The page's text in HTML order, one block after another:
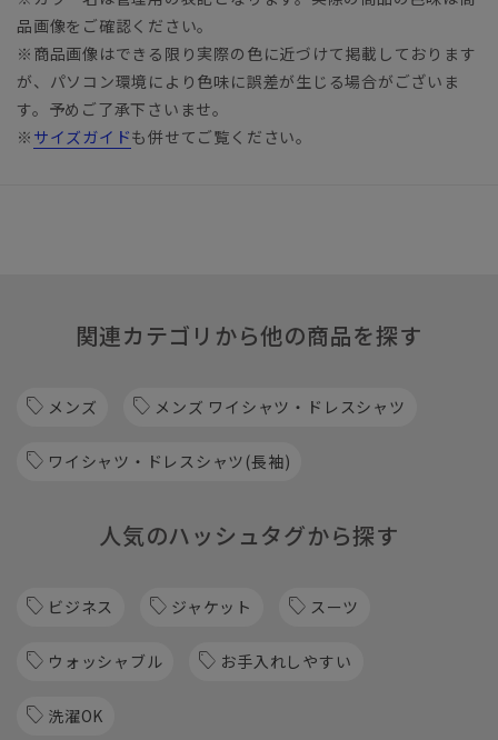
品画像をご確認ください。
※商品画像はできる限り実際の色に近づけて掲載しております
が、パソコン環境により色味に誤差が生じる場合がございま
す。予めご了承下さいませ。
※ サイズガイドも併せてご覧ください。
関連カテゴリから他の商品を探す
メンズ メンズ ワイシャツ・ドレスシャツ
ワイシャツ・ドレスシャツ(長袖)
人気のハッシュタグから探す
ビジネス ジャケット スーツ
ウォッシャブル お手入れしやすい
洗濯OK